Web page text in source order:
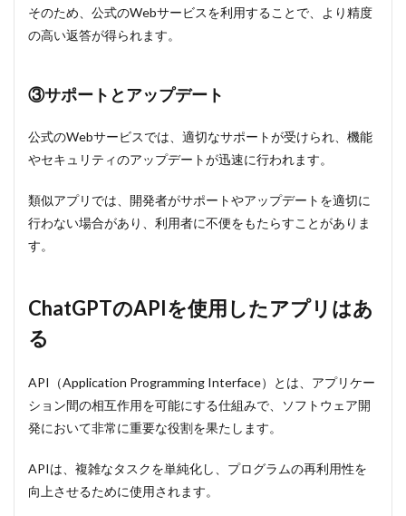
そのため、公式のWebサービスを利用することで、より精度
の高い返答が得られます。
③サポートとアップデート
公式のWebサービスでは、適切なサポートが受けられ、機能
やセキュリティのアップデートが迅速に行われます。
類似アプリでは、開発者がサポートやアップデートを適切に
行わない場合があり、利用者に不便をもたらすことがありま
す。
ChatGPTのAPIを使用したアプリはあ
る
API（Application Programming Interface）とは、アプリケー
ション間の相互作用を可能にする仕組みで、ソフトウェア開
発において非常に重要な役割を果たします。
APIは、複雑なタスクを単純化し、プログラムの再利用性を
向上させるために使用されます。